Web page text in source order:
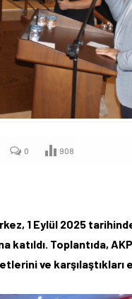
0 908
1 Eylül 2025
katıldı. Toplantıda,
ve karşılaştıkları